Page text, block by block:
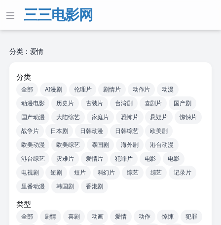
三三电影网
分类：爱情
分类
全部 AI漫剧 伦理片 剧情片 动作片
动漫
动漫电影
历史片 古装片 台湾剧 喜剧片
国产剧
国产动漫
大陆综艺 家庭片 恐怖片 悬疑片
惊悚片
战争片
日本剧 日韩动漫 日韩综艺
欧美剧
欧美动漫
欧美综艺 泰国剧 海外剧
港台动漫
港台综艺
灾难片 爱情片 犯罪片 电影
电影
电视剧
短剧 短片 科幻片 综艺 综艺
记录片
里番动漫
韩国剧 香港剧
类型
全部 剧情 喜剧 动画 爱情 动作 惊悚
犯罪